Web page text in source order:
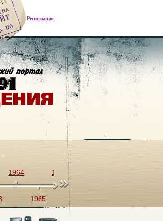
Регистрация
1964
1965
1966